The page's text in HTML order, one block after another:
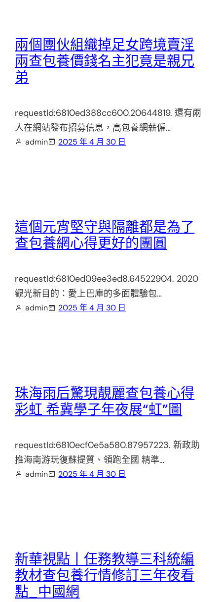
兩個團伙組織掉足女跨境賣淫
兩查包養價錢名主犯竟是親兄
弟
requestId:6810ed388cc600.20644819. 還有兩
人在網站發布招募信息，高包養網薪僱…
admin 2025 年 4 月 30 日
這個元宵堅守與隔離都是為了
查包養網心得更好的團圓
requestId:6810ed09ee3ed8.64522904. 2020
觀光新目的：愛上巴庫的多面體驗包…
admin 2025 年 4 月 30 日
珠海雨后驚現靚麗查包養心得
彩虹 希冀學子年夜展“虹”圖
requestId:6810ecf0e5a580.87957223. 新政助
推海南游玩復蘇提質、領跑全國 精準…
admin 2025 年 4 月 30 日
新華視點丨任務教導三科統編
教材查包養行情修訂三年夜看
點_中國網